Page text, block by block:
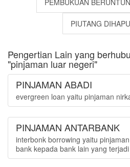
PEMBUKUAN BERUNTUN
PIUTANG
Pengertian Lain yang
"pinjaman luar negeri"
PINJAMAN ABADI
evergreen loan yaitu pinjaman
PINJAMAN ANTARBANK
interbonk borrowing yaitu
bank kepada bank lain yang